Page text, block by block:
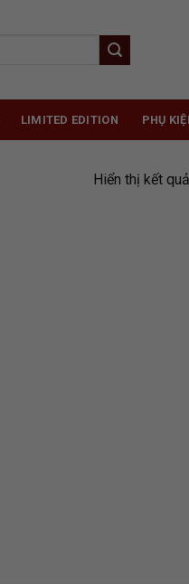
LIMITED EDITION PHỤ
Hiển thị kết